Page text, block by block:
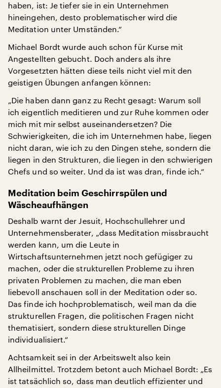
haben, ist: Je tiefer sie in ein Unternehmen
hineingehen, desto problematischer wird die
Meditation unter Umständen.“
Michael Bordt wurde auch schon für Kurse mit
Angestellten gebucht. Doch anders als ihre
Vorgesetzten hätten diese teils nicht viel mit den
geistigen Übungen anfangen können:
„Die haben dann ganz zu Recht gesagt: Warum soll
ich eigentlich meditieren und zur Ruhe kommen oder
mich mit mir selbst auseinandersetzen? Die
Schwierigkeiten, die ich im Unternehmen habe, liegen
nicht daran, wie ich zu den Dingen stehe, sondern die
liegen in den Strukturen, die liegen in den schwierigen
Chefs und so weiter. Und da ist was dran, finde ich.“
Meditation beim Geschirrspülen und
Wäscheaufhängen
Deshalb warnt der Jesuit, Hochschullehrer und
Unternehmensberater, „dass Meditation missbraucht
werden kann, um die Leute in
Wirtschaftsunternehmen jetzt noch gefügiger zu
machen, oder die strukturellen Probleme zu ihren
privaten Problemen zu machen, die man eben
liebevoll anschauen soll in der Meditation oder so.
Das finde ich hochproblematisch, weil man da die
strukturellen Fragen, die politischen Fragen nicht
thematisiert, sondern diese strukturellen Dinge
individualisiert.“
Achtsamkeit sei in der Arbeitswelt also kein
Allheilmittel. Trotzdem betont auch Michael Bordt: „Es
ist tatsächlich so, dass man deutlich effizienter und